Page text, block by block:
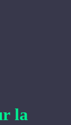
la